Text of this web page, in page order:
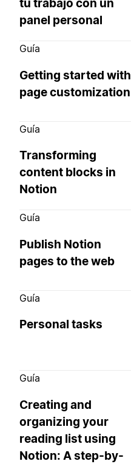
tu trabajo con un
panel personal
Guía
Getting started with
page customization
Guía
Transforming
content blocks in
Notion
Guía
Publish Notion
pages to the web
Guía
Personal tasks
Guía
Creating and
organizing your
reading list using
Notion: A step-by-